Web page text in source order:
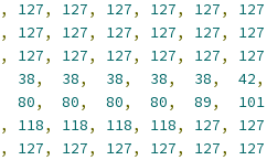
, 127, 127, 127, 127, 127, 127
, 127, 127, 127, 127, 127, 127
, 127, 127, 127, 127, 127, 127
38, 38, 38, 38, 38, 42,
80, 80, 80, 80, 89, 101
, 118, 118, 118, 118, 127, 127
, 127, 127, 127, 127, 127, 127